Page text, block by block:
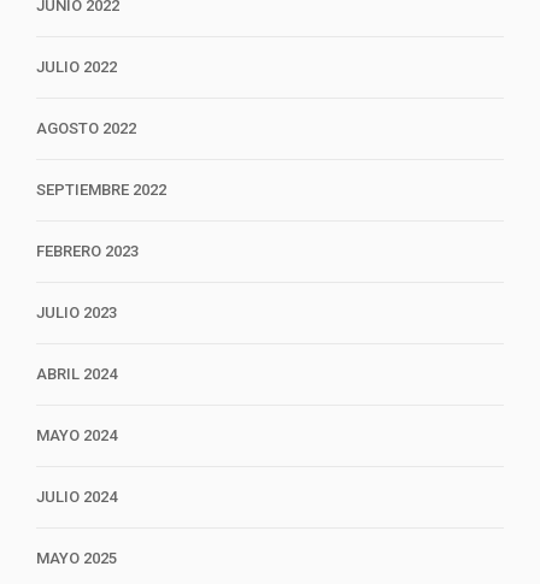
JUNIO 2022
JULIO 2022
AGOSTO 2022
SEPTIEMBRE 2022
FEBRERO 2023
JULIO 2023
ABRIL 2024
MAYO 2024
JULIO 2024
MAYO 2025